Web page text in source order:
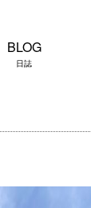
BLOG
日誌